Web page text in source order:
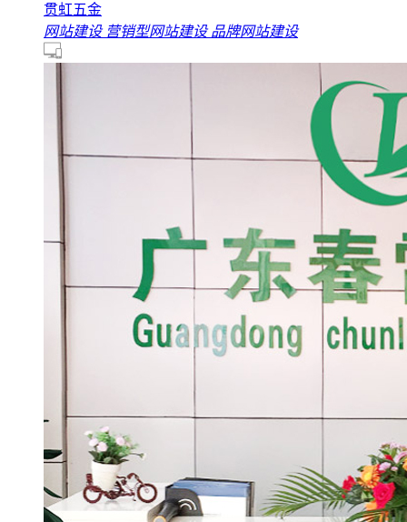
贯虹五金
网站建设 营销型网站建设 品牌网站建设